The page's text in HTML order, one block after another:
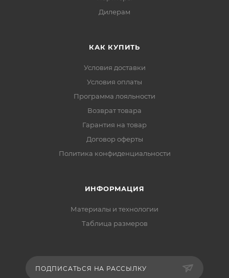
Дилерам
КАК КУПИТЬ
Условия доставки
Условия оплаты
Программа лояльности
Возврат товара
Гарантия на товар
Договор оферты
Политика конфиденциальности
ИНФОРМАЦИЯ
Материалы и технологии
Таблица размеров
ПОДПИСАТЬСЯ НА РАССЫЛКУ